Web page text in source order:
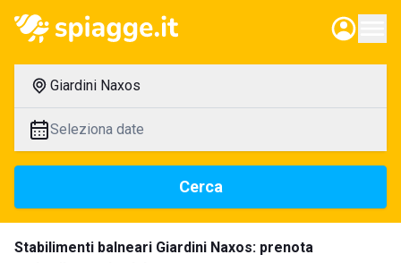
Giardini Naxos
Seleziona date
Cerca
Stabilimenti balneari Giardini Naxos: prenota